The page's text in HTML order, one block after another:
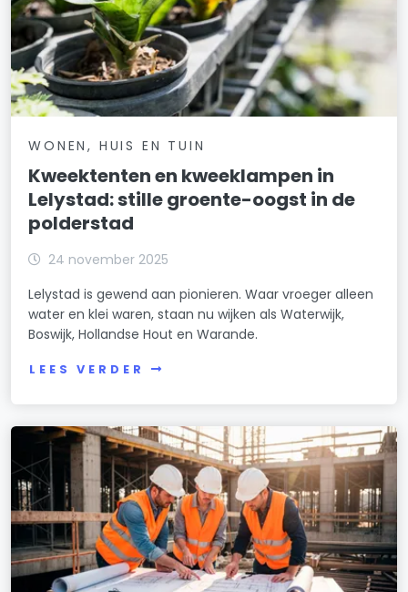
WONEN, HUIS EN TUIN
Kweektenten en kweeklampen in
Lelystad: stille groente-oogst in de
polderstad
24 november 2025
Lelystad is gewend aan pionieren. Waar vroeger alleen
water en klei waren, staan nu wijken als Waterwijk,
Boswijk, Hollandse Hout en Warande.
LEES VERDER